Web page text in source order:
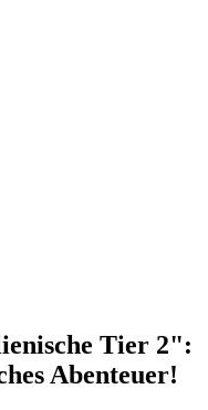
Tier 2":
Abenteuer!